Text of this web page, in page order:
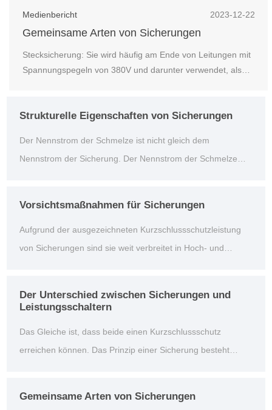
Medienbericht 2023-12-22
Gemeinsame Arten von Sicherungen
Stecksicherung: Sie wird häufig am Ende von Leitungen mit
Spannungspegeln von 380V und darunter verwendet, als
Strukturelle Eigenschaften von Sicherungen
Der Nennstrom der Schmelze ist nicht gleich dem
Nennstrom der Sicherung. Der Nennstrom der Schmelze
der Nennstrom der Schmelze sein und in Verbindung mit
dem elektrischen Hauptgerät bestimmt werden.
Vorsichtsmaßnahmen für Sicherungen
Aufgrund der ausgezeichneten Kurzschlussschutzleistung
von Sicherungen sind sie weit verbreitet in Hoch- und
Überstromschutz gehören sie zu den am weitesten
Der Unterschied zwischen Sicherungen und
Leistungsschaltern
Das Gleiche ist, dass beide einen Kurzschlussschutz
erreichen können. Das Prinzip einer Sicherung besteht
des Leiters schmilzt der Leiter, so dass das Trennen des
Gemeinsame Arten von Sicherungen